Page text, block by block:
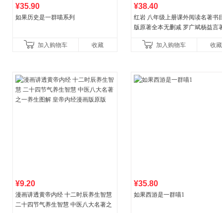
¥35.90
如果历史是一群喵系列
加入购物车 收藏
¥38.40
红岩 八年级上册课外阅读名著书
版原著全本无删减 罗广斌杨益言
国青年出版社加入购物车 收藏
¥9.20
漫画讲透黄帝内经 十二时辰养生智慧
二十四节气养生智慧 中医八大名著之
¥35.80
如果西游是一群喵1